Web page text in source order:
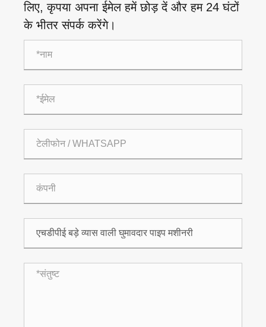
लिए, कृपया अपना ईमेल हमें छोड़ दें और हम 24 घंटों
के भीतर संपर्क करेंगे।